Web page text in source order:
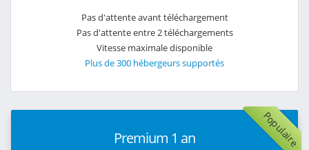
Pas d'attente avant téléchargement
Pas d'attente entre 2 téléchargements
Vitesse maximale disponible
Plus de 300 hébergeurs supportés
Populaire
Premium 1 an